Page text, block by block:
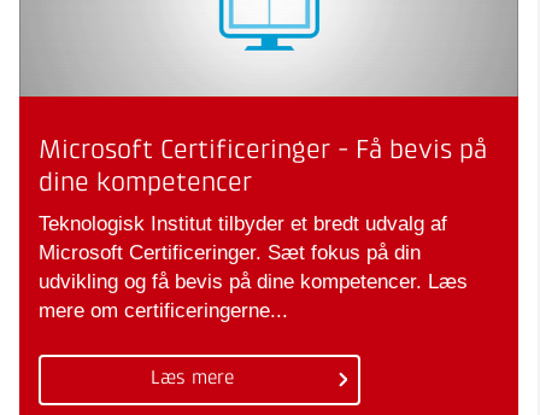
Microsoft Certificeringer - Få bevis på
dine kompetencer
Teknologisk Institut tilbyder et bredt udvalg af
Microsoft Certificeringer. Sæt fokus på din
udvikling og få bevis på dine kompetencer. Læs
mere om certificeringerne...
Læs mere